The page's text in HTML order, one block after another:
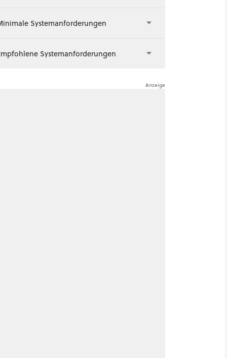
Systemanforderungen
Systemanforderungen